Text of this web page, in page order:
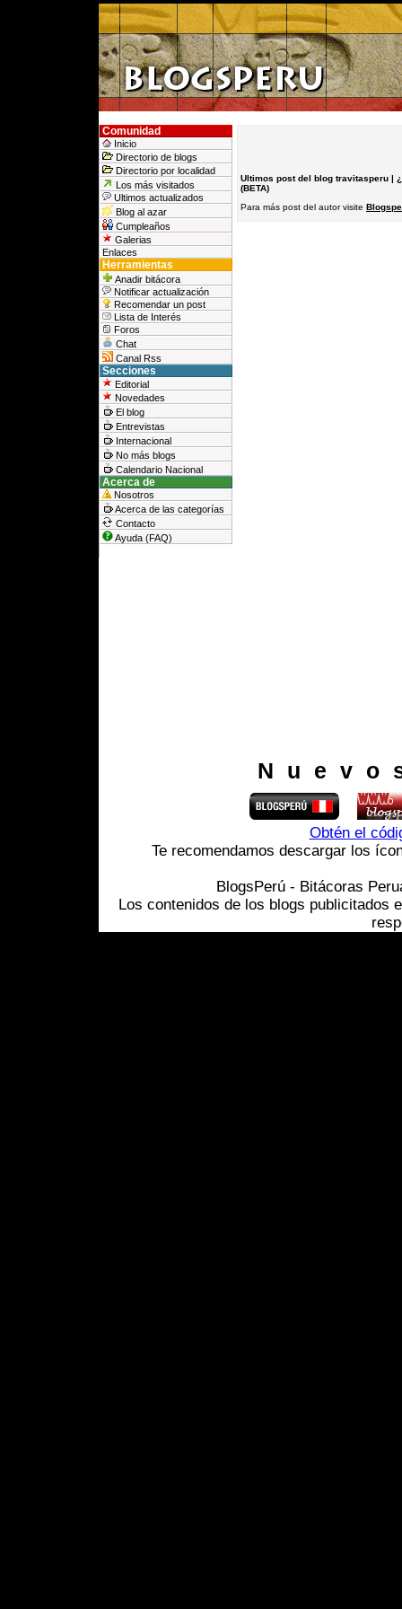
Comunidad
Inicio
Directorio de blogs
Directorio por localidad
Los más visitados
Ultimos actualizados
Blog al azar
Cumpleaños
Galerias
Enlaces
Herramientas
Anadir bitácora
Notificar actualización
Recomendar un post
Lista de Interés
Foros
Chat
Canal Rss
Secciones
Editorial
Novedades
El blog
Entrevistas
Internacional
No más blogs
Calendario Nacional
Acerca de
Nosotros
Acerca de las categorías
Contacto
Ayuda (FAQ)
Ultimos post del blog travitasperu |
(BETA)
Para más post del autor visite
Obtén el
Te recomendamos descargar los
BlogsPerú - Bitácoras
Los contenidos de los blogs publicitados